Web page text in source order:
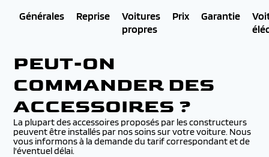
Générales Reprise
Voitures
propres
Prix Garantie
PEUT-ON
COMMANDER DES
ACCESSOIRES ?
La plupart des accessoires proposés par les constructeurs
peuvent être installés par nos soins sur votre voiture. Nous
vous informons à la demande du tarif correspondant et de
l'éventuel délai.